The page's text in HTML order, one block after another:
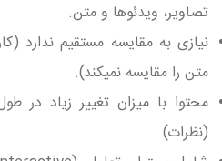
تصاویر، ویدئوها و متن.
نیازی به مقایسه مستقیم ندارد
متن را مقایسه نمیکند).
(نظرات)